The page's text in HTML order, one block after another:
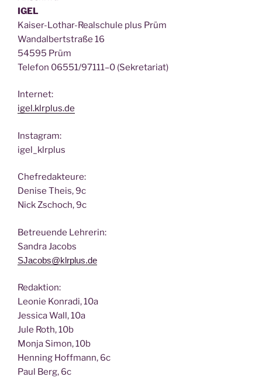
IGEL
Kai­ser-Lothar-Real­schu­le plus Prüm
Wan­dal­bert­stra­ße 16
54595 Prüm
Tele­fon 06551/97111–0 (Sekre­ta­ri­at)
Inter­net:
igel.klrplus.de
Insta­gram:
igel_klrplus
Chef­re­dak­teu­re:
Deni­se Theis, 9c
Nick Zscho­ch, 9c
Betreu­en­de Lehrerin:
San­dra Jacobs
SJacobs@klrplus.de
Redak­ti­on:
Leo­nie Kon­ra­di, 10a
Jes­si­ca Wall, 10a
Jule Roth, 10b
Mon­ja Simon, 10b
Hen­ning Hoff­mann, 6c
Paul Berg, 6c